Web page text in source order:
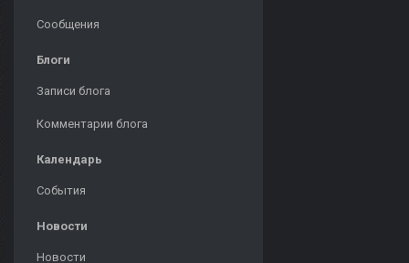
Сообщения
Блоги
Записи блога
Комментарии блога
Календарь
События
Новости
Новости